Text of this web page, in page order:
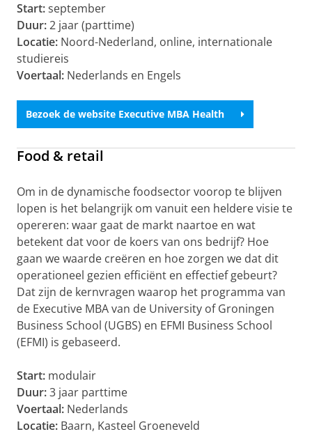
Start:september
Duur:2 jaar (parttime)
Locatie: Noord-Nederland, online, internationale
studiereis
Voertaal: Nederlands en Engels
Bezoek de website Executive MBA Health
Food & retail
Om in de dynamische foodsector voorop te blijven
lopen is het belangrijk om vanuit een heldere visie te
opereren: waar gaat de markt naartoe en wat
betekent dat voor de koers van ons bedrijf? Hoe
gaan we waarde creëren en hoe zorgen we dat dit
operationeel gezien efficiënt en effectief gebeurt?
Dat zijn de kernvragen waarop het programma van
de Executive MBA van de University of Groningen
Business School (UGBS) en EFMI Business School
(EFMI) is gebaseerd.
Start: modulair
Duur:3 jaar parttime
Voertaal: Nederlands
Locatie: Baarn, Kasteel Groeneveld